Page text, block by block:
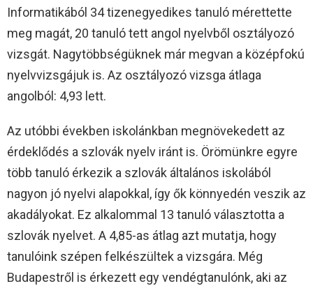
Informatikából 34 tizenegyedikes tanuló mérettette
meg magát, 20 tanuló tett angol nyelvből osztályozó
vizsgát. Nagytöbbségüknek már megvan a középfokú
nyelvvizsgájuk is. Az osztályozó vizsga átlaga
angolból: 4,93 lett.
Az utóbbi években iskolánkban megnövekedett az
érdeklődés a szlovák nyelv iránt is. Örömünkre egyre
több tanuló érkezik a szlovák általános iskolából
nagyon jó nyelvi alapokkal, így ők könnyedén veszik az
akadályokat. Ez alkalommal 13 tanuló választotta a
szlovák nyelvet. A 4,85-as átlag azt mutatja, hogy
tanulóink szépen felkészültek a vizsgára. Még
Budapestről is érkezett egy vendégtanulónk, aki az